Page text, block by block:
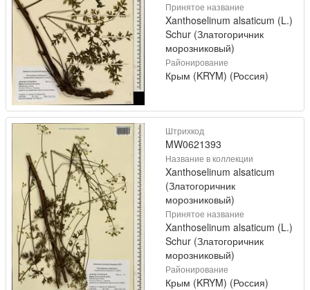
Принятое название
Xanthoselinum alsaticum (L.)
Schur (Златогоричник
морозниковый)
Районирование
Крым (KRYM) (Россия)
Штрихкод
MW0621393
Название в коллекции
Xanthoselinum alsaticum
(Златогоричник
морозниковый)
Принятое название
Xanthoselinum alsaticum (L.)
Schur (Златогоричник
морозниковый)
Районирование
Крым (KRYM) (Россия)